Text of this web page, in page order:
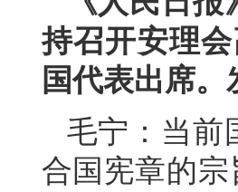
持召开安理
国代表出席
毛宁：当前
合国宪章的